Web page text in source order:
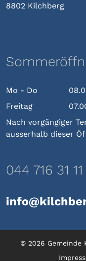
8802 Kilchberg
Mo - Do
Freitag
Nach vorgängiger
ausserhalb dieser
044 716 31 11
© 2026 Gemeinde